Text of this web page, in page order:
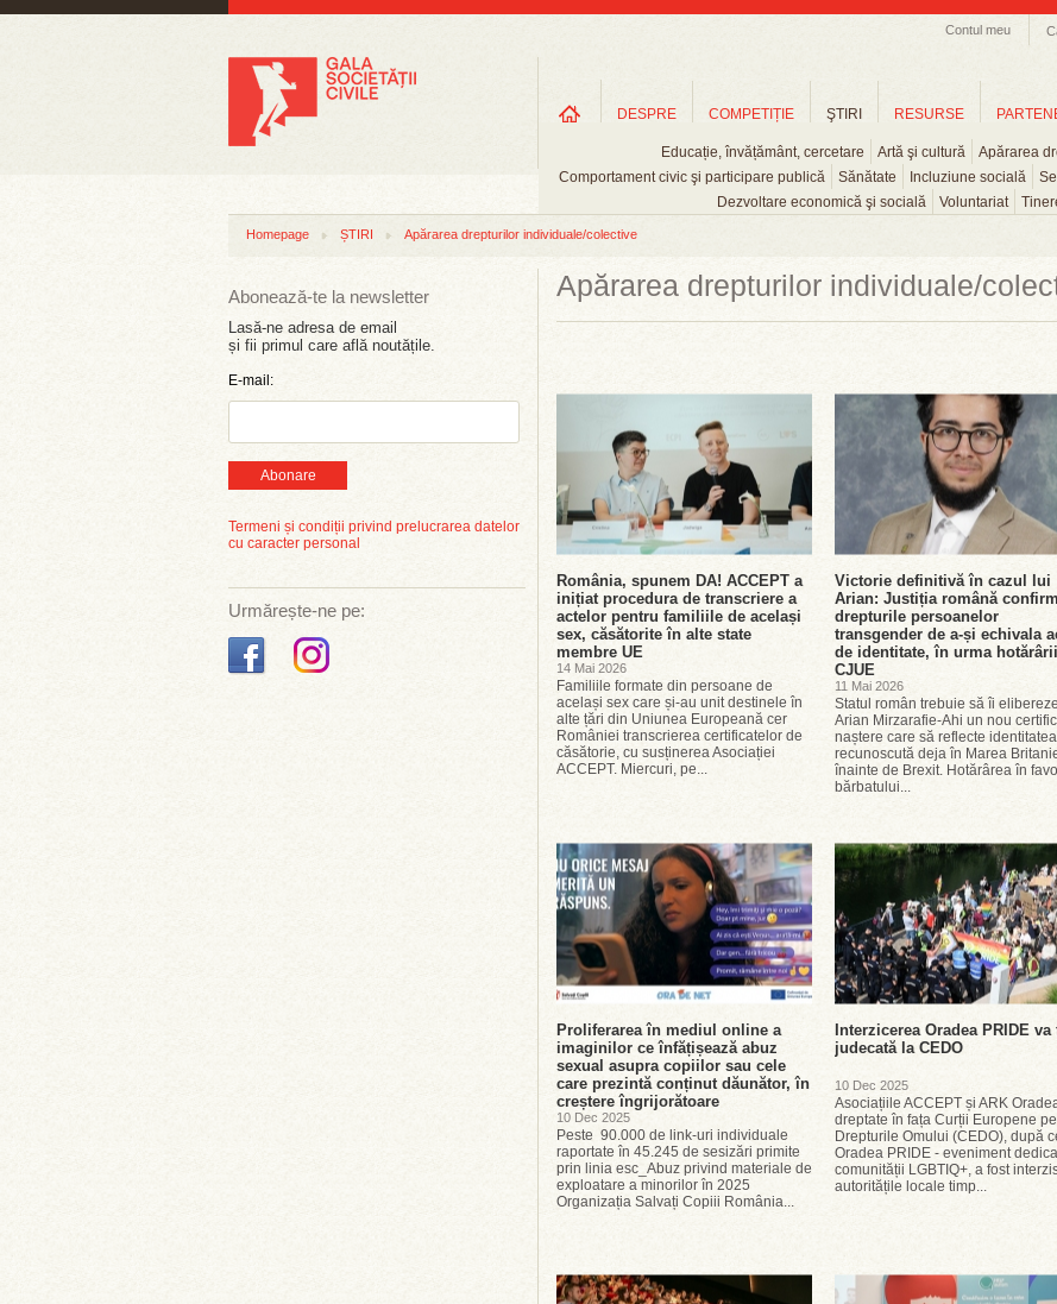
Contul meu
DESPRE COMPETIȚIE ŞTIRI
Educație, învățământ, cercetare Artă şi cultură
Apărarea
Comportament civic şi participare publică
Sănătate Incluziune socială
Dezvoltare economică şi socială
Voluntariat
RESURSE
Homepage ȘTIRI Apărarea drepturilor individuale/colective
Abonează-te la newsletter
Lasă-ne adresa de email
și fii primul care află noutățile.
E-mail:
Abonare
Termeni și condiții privind prelucrarea datelor
cu caracter personal
Urmărește-ne pe:
Apărarea drepturilor individuale/
România, spunem DA! ACCEPT a
inițiat procedura de transcriere a
actelor pentru familiile de același
sex, căsătorite în alte state
membre UE
14 Mai 2026
Familiile formate din persoane de
același sex care și-au unit destinele în
alte țări din Uniunea Europeană cer
României transcrierea certificatelor de
căsătorie, cu susținerea Asociației
ACCEPT. Miercuri, pe...
Victorie definitivă în cazul lui
Arian: Justiția română
drepturile persoanelor
transgender de a-și echivala
de identitate, în urma hotărârii
CJUE
11 Mai 2026
Statul român trebuie să îi
Arian Mirzarafie-Ahi un nou
naștere care să reflecte identitatea
recunoscută deja în Marea
înainte de Brexit. Hotărârea în
bărbatului...
Proliferarea în mediul online a
imaginilor ce înfățișează abuz
sexual asupra copiilor sau cele
care prezintă conținut dăunător, în
creștere îngrijorătoare
10 Dec 2025
Peste 90.000 de link-uri individuale
raportate în 45.245 de sesizări primite
prin linia esc_Abuz privind materiale de
exploatare a minorilor în 2025
Organizația Salvați Copiii România...
Interzicerea Oradea PRIDE va
judecată la CEDO
10 Dec 2025
Asociațiile ACCEPT și ARK
dreptate în fața Curții Europene
Drepturile Omului (CEDO), după
Oradea PRIDE - eveniment
comunității LGBTIQ+, a fost
autoritățile locale timp...